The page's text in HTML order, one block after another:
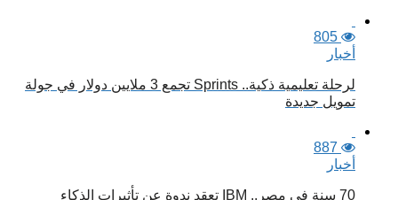
805
أخبار
لرحلة تعليمية ذكية.. Sprints تجمع 3 ملايين دولار في جولة
تمويل جديدة
887
أخبار
70 سنة في مصر.. IBM تعقد ندوة عن تأثيرات الذكاء